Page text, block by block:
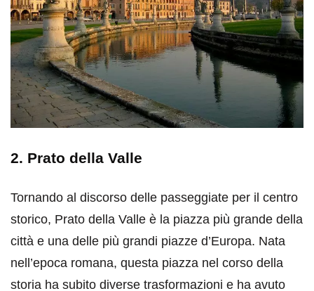
2. Prato della Valle
Tornando al discorso delle passeggiate per il centro
storico, Prato della Valle è la piazza più grande della
città e una delle più grandi piazze d’Europa. Nata
nell’epoca romana, questa piazza nel corso della
storia ha subito diverse trasformazioni e ha avuto